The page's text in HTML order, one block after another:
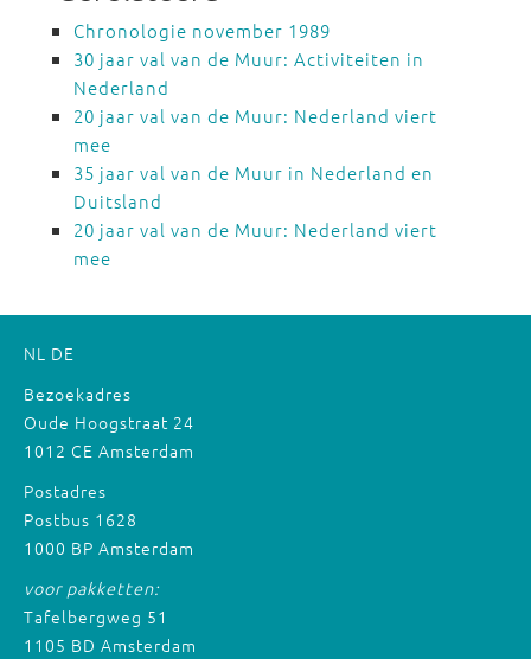
Chronologie november 1989
30 jaar val van de Muur: Activiteiten in
Nederland
20 jaar val van de Muur: Nederland viert
mee
35 jaar val van de Muur in Nederland en
Duitsland
20 jaar val van de Muur: Nederland viert
mee
NL DE
Bezoekadres
Oude Hoogstraat 24
1012 CE Amsterdam
Postadres
Postbus 1628
1000 BP Amsterdam
voor pakketten:
Tafelbergweg 51
1105 BD Amsterdam